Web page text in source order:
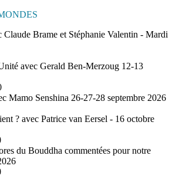
Claude Brame et Stéphanie Valentin - Mardi
avec Gerald Ben-Merzoug 12-13
Mamo Senshina 26-27-28 septembre 2026
? avec Patrice van Eersel - 16 octobre
du Bouddha commentées pour notre